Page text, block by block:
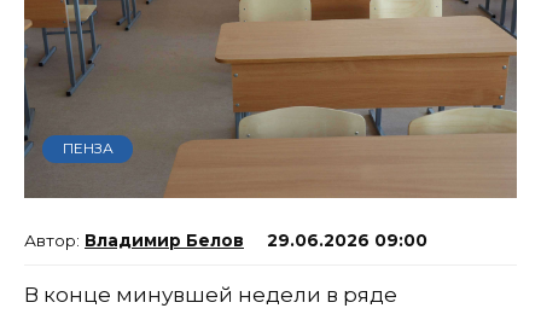
ПЕНЗА
Владимир Белов 29.06.2026 09:00
В конце минувшей недели в ряде